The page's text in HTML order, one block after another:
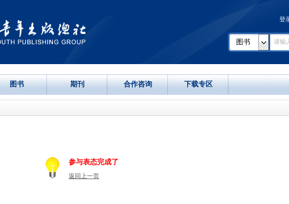
登
图书
图书 期刊 合作咨询 下载专区
参与表态完成了
返回上一页